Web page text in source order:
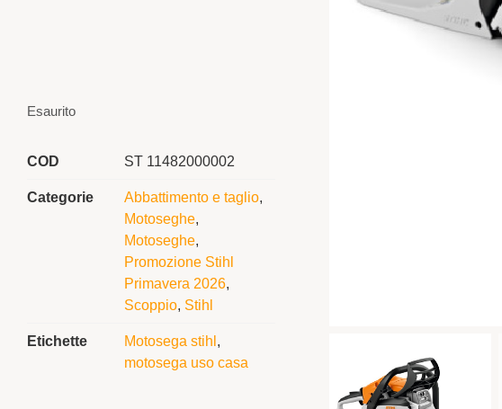
Esaurito
COD ST 11482000002
Categorie Abbattimento e taglio,
Motoseghe,
Motoseghe,
Promozione Stihl
Primavera 2026,
Scoppio, Stihl
Etichette Motosega stihl ,
motosega uso casa